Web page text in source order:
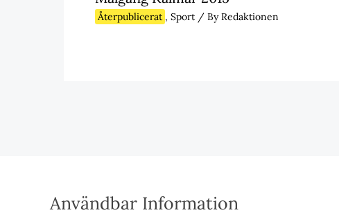
Återpublicerat , Sport / ByRedaktionen
Användbar Information